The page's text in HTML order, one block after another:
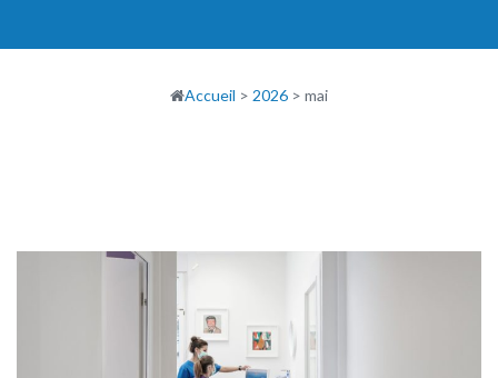
Accueil > 2026 > mai